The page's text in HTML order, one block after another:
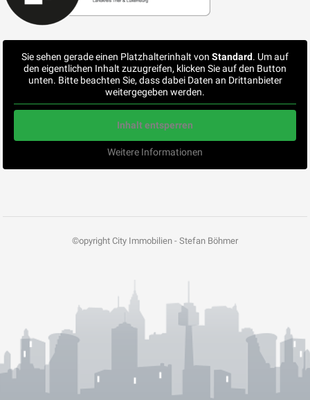
Sie sehen gerade einen Platzhalterinhalt von Standard. Um auf
den eigentlichen Inhalt zuzugreifen, klicken Sie auf den Button
unten. Bitte beachten Sie, dass dabei Daten an Drittanbieter
weitergegeben werden.
Inhalt entsperren
Weitere Informationen
©opyright City Immobilien - Stefan Böhmer